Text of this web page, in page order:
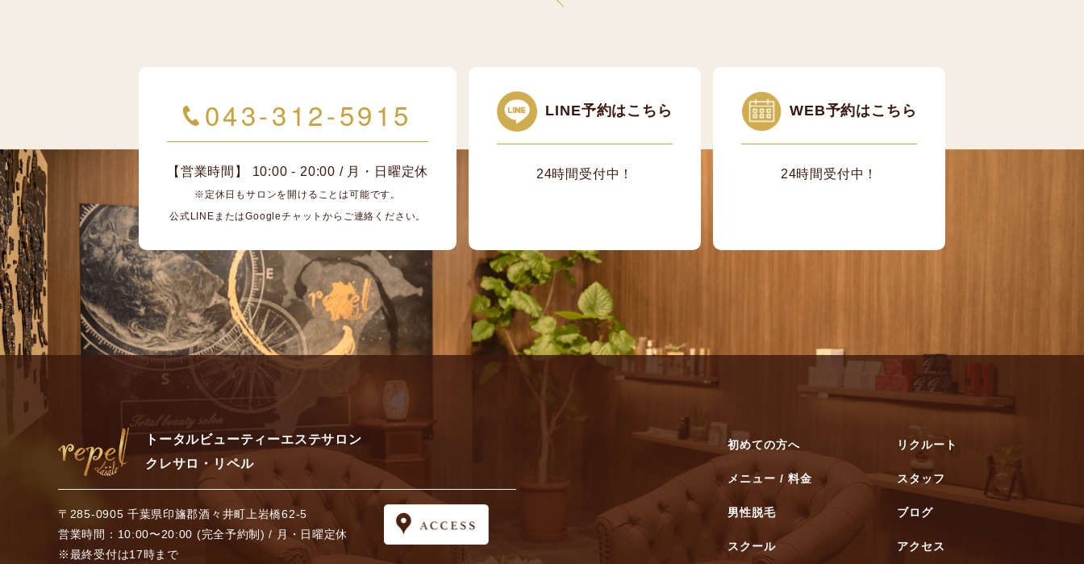
043-312-5915
【営業時間】 10:00 - 20:00 / 月・日曜定休
※定休日もサロンを開けることは可能です。
公式LINEまたはGoogleチャットからご連絡ください。
LINE予約はこちら
24時間受付中！
WEB予約はこちら
24時間受付中！
トータルビューティーエステサロン
クレサロ・リペル
〒285-0905 千葉県印旛郡酒々井町上岩橋62-5
営業時間：10:00〜20:00 (完全予約制) / 月・日曜定休
※最終受付は17時まで
初めての方へ リクルート
メニュー / 料金 スタッフ
男性脱毛 ブログ
スクール アクセス